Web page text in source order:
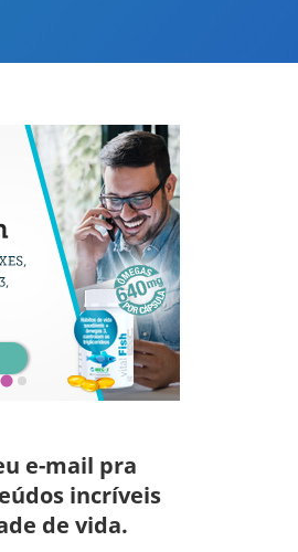
e-mail pra
incríveis
de vida.